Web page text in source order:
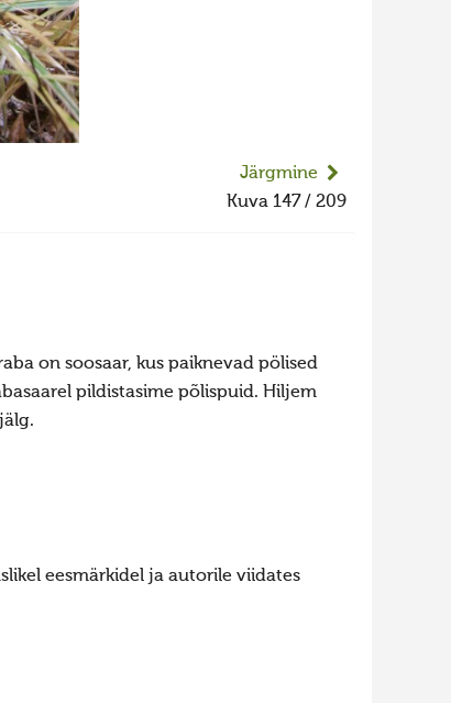
Järgmine
Kuva 147 / 209
on soosaar, kus paiknevad pölised
pildistasime põlispuid. Hiljem
eesmärkidel ja autorile viidates